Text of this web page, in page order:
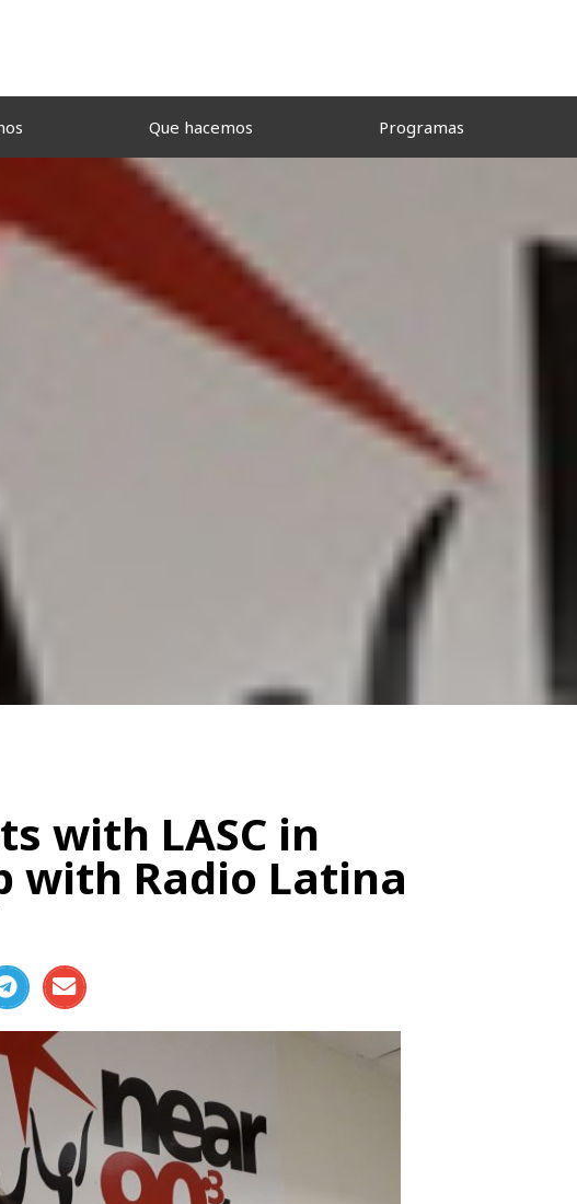
Que hacemos Programas
with LASC in
with Radio Latina